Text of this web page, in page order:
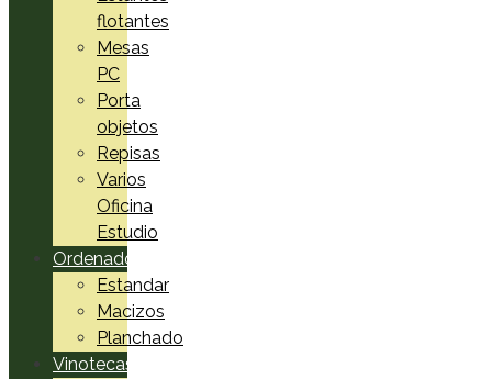
flotantes
Mesas
PC
Porta
objetos
Repisas
Varios
Oficina
Estudio
Ordenadores
Estandar
Macizos
Planchado
Vinotecas